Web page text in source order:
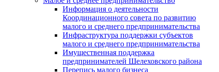
Информация о деятельности
Координационного совета по развитию
малого и среднего предпринимательства
Инфраструктура поддержки субъектов
малого и среднего предпринимательства
Имущественная поддержка
предпринимателей Шелеховского района
Перепись малого бизнеса